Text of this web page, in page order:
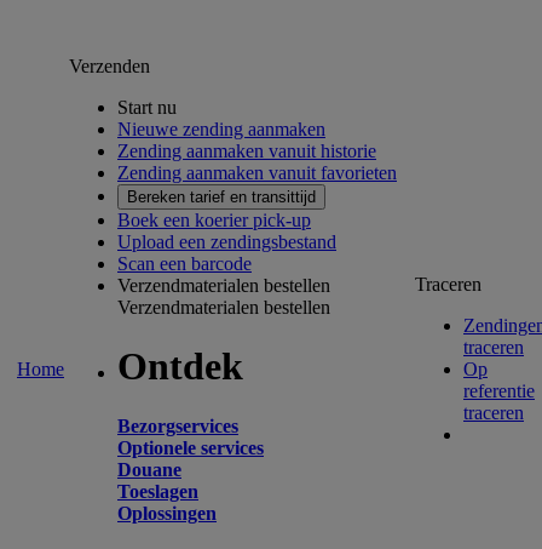
Home
Verzenden
Start nu
Nieuwe zending aanmaken
Zending aanmaken vanuit historie
Zending aanmaken vanuit favorieten
Bereken tarief en transittijd
Boek een koerier pick-up
Upload een zendingsbestand
Scan een barcode
Verzendmaterialen bestellen
Verzendmaterialen bestellen
Ontdek
Bezorgservices
Optionele services
Douane
Toeslagen
Oplossingen
Traceren
traceren
Op
referentie
traceren